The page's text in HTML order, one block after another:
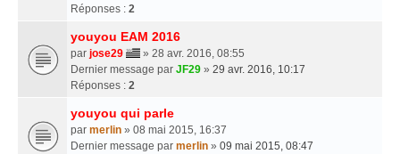
Réponses : 2
youyou EAM 2016
par jose29
» 28 avr. 2016, 08:55
Dernier message par JF29 » 29 avr. 2016, 10:17
Réponses : 2
youyou qui parle
par merlin » 08 mai 2015, 16:37
Dernier message par merlin » 09 mai 2015, 08:47